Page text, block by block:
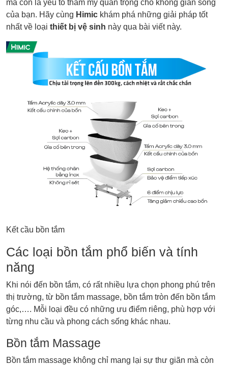
mà còn là yếu tố thẩm mỹ quan trọng cho không gian sống
của bạn. Hãy cùng Himic khám phá những giải pháp tốt
nhất về loại thiết bị vệ sinh này qua bài viết này.
Kết cầu bồn tắm
Các loại bồn tắm phổ biến và tính
năng
Khi nói đến bồn tắm, có rất nhiều lựa chọn phong phú trên
thị trường, từ bồn tắm massage, bồn tắm tròn đến bồn tắm
góc,…. Mỗi loại đều có những ưu điểm riêng, phù hợp với
từng nhu cầu và phong cách sống khác nhau.
Bồn tắm Massage
Bồn tắm massage không chỉ mang lại sự thư giãn mà còn